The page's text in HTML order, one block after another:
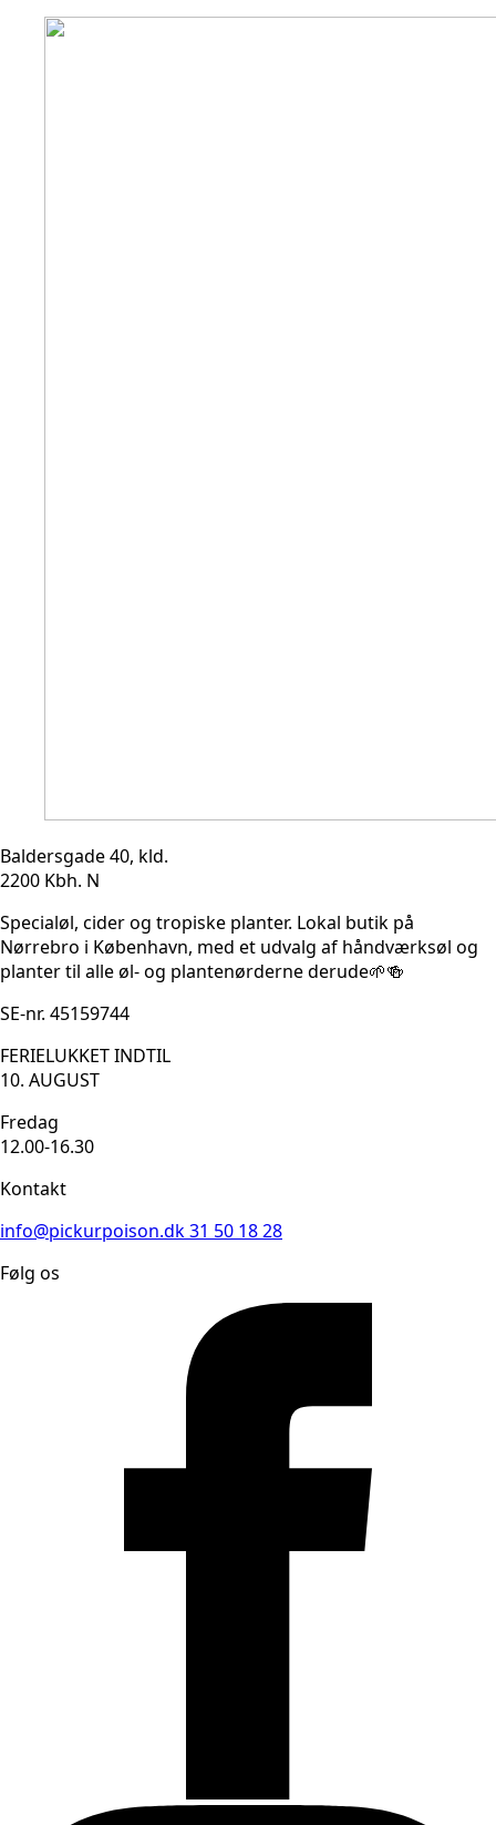
Baldersgade 40, kld.
2200 Kbh. N
Specialøl, cider og tropiske planter. Lokal butik på
Nørrebro i København, med et udvalg af håndværksøl og
planter til alle øl- og plantenørderne derude🌱🍻
SE-nr. 45159744
FERIELUKKET INDTIL
10. AUGUST
Fredag
12.00-16.30
Kontakt
info@pickurpoison.dk31 50 18 28
Følg os